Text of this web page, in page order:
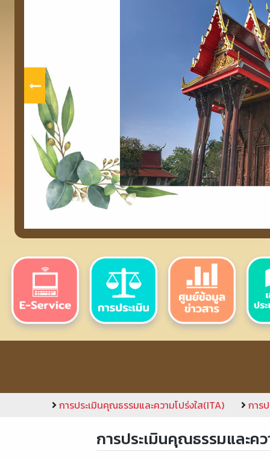
การประเมินคุณธรรมและความโปร่งใส(ITA) การ
การประเมินคุณธรรมและค